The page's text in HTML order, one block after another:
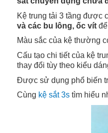
Kệ trung tải 3 tầng được
và các bu lông, ốc vít
Màu sắc của kệ thường
Cấu tạo chi tiết của kệ
thay đổi tùy theo kiểu
Được sử dụng phổ biến
Cùng kệ sắt 3s tìm hiểu